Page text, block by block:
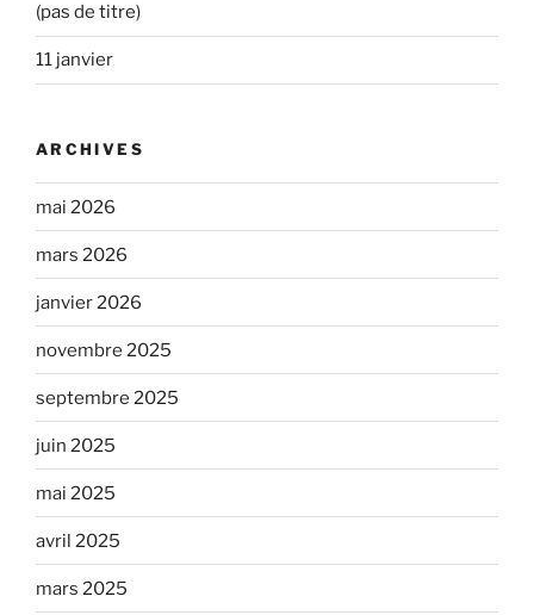
(pas de titre)
11 janvier
ARCHIVES
mai 2026
mars 2026
janvier 2026
novembre 2025
septembre 2025
juin 2025
mai 2025
avril 2025
mars 2025